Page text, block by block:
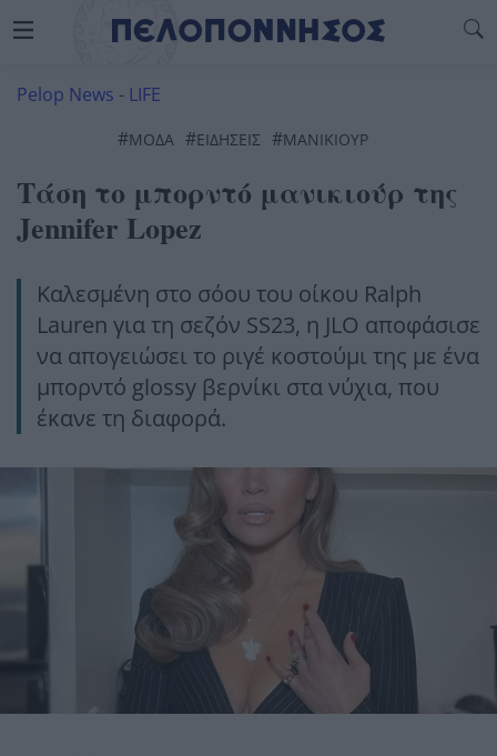
Pelop News - LIFE
#ΜΌΔΑ #ΕΙΔΗΣΕΙΣ #ΜΑΝΙΚΙΟΥΡ
Τάση το μπορντό μανικιούρ της
Jennifer Lopez
Καλεσμένη στο σόου του οίκου Ralph
Lauren για τη σεζόν SS23, η JLO αποφάσισε
να απογειώσει το ριγέ κοστούμι της με ένα
μπορντό glossy βερνίκι στα νύχια, που
έκανε τη διαφορά.